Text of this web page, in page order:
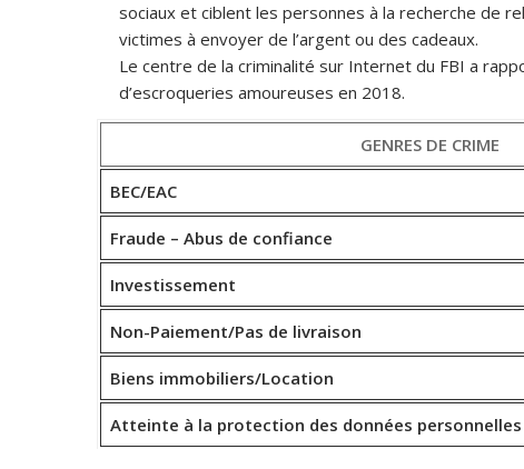
sociaux et ciblent les personnes à la recherche de
victimes à envoyer de l’argent ou des cadeaux.
Le centre de la criminalité sur Internet du FBI a
d’escroqueries amoureuses en 2018.
GENRES DE CRIME
BEC/EAC
Fraude – Abus de confiance
Investissement
Non-Paiement/Pas de livraison
Biens immobiliers/Location
Atteinte à la protection des données personnelles